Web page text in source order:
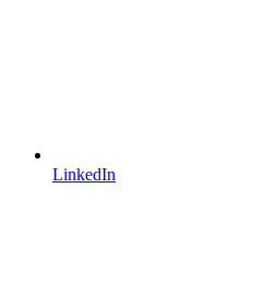
LinkedIn